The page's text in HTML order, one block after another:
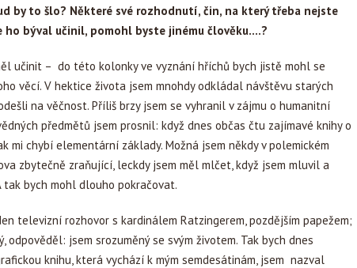
by to šlo? Některé své rozhodnutí, čin, na který třeba nejste
ho býval učinil, pomohl byste jinému člověku….?
učinit – do této kolonky ve vyznání hříchů bych jistě mohl se
věcí. V hektice života jsem mnohdy odkládal návštěvu starých
na věčnost. Příliš brzy jsem se vyhranil v zájmu o humanitní
předmětů jsem prosnil: když dnes občas čtu zajímavé knihy o
mi chybí elementární základy. Možná jsem někdy v polemickém
zbytečně zraňující, leckdy jsem měl mlčet, když jsem mluvil a
tak bych mohl dlouho pokračovat.
televizní rozhovor s kardinálem Ratzingerem, pozdějším papežem;
odpověděl: jsem srozuměný se svým životem. Tak bych dnes
knihu, která vychází k mým semdesátinám, jsem nazval